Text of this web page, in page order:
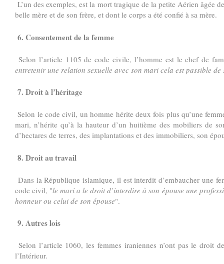
L’un des exemples, est la mort tragique de la petite Aérien âgée
belle mère et de son frère, et dont le corps a été confié à sa mère.
6. Consentement de la femme
Selon l’article 1105 de code civile, l’homme est le chef de
entretenir une relation sexuelle avec son mari cela est passible de
7. Droit à l’héritage
Selon le code civil, un homme hérite deux fois plus qu’une
mari, n’hérite qu’à la hauteur d’un huitième des mobiliers de
d’hectares de terres, des implantations et des immobiliers, son
8. Droit au travail
Dans la République islamique, il est interdit d’embaucher une
code civil, "le mari a le droit d’interdire à son épouse une
honneur ou celui de son épouse".
9. Autres lois
Selon l’article 1060, les femmes iraniennes n’ont pas le droit
l’Intérieur.